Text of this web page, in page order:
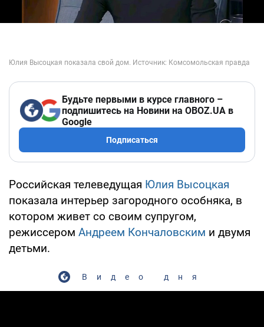
Будьте первыми в курсе главного –
подпишитесь на Новини на OBOZ.UA в
Google
Подписаться
Российская телеведущая Юлия Высоцкая
показала интерьер загородного особняка, в
котором живет со своим супругом,
режиссером Андреем Кончаловским и двумя
детьми.
Видео дня